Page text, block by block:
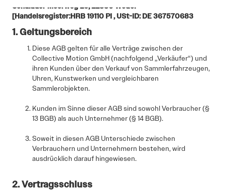
Schulauer Moorweg 25, 22880 Wedel
[Handelsregister:HRB 19110 PI , USt-ID: DE 367570683
1. Geltungsbereich
Diese AGB gelten für alle Verträge zwischen der
Collective Motion GmbH (nachfolgend „Verkäufer“) und
ihren Kunden über den Verkauf von Sammlerfahrzeugen,
Uhren, Kunstwerken und vergleichbaren
Sammlerobjekten.
Kunden im Sinne dieser AGB sind sowohl Verbraucher (§
13 BGB) als auch Unternehmer (§ 14 BGB).
Soweit in diesen AGB Unterschiede zwischen
Verbrauchern und Unternehmern bestehen, wird
ausdrücklich darauf hingewiesen.
2. Vertragsschluss